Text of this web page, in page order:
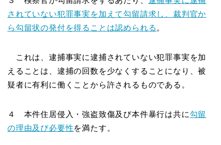
されていない犯罪事実を加えて勾留請求し、裁判官か
ら勾留状の発付を得ることは認められる 。
これは、逮捕事実に逮捕されていない犯罪事実を加
えることは、逮捕の回数を少なくすることになり、被
疑者に有利に働くことから許されるものである。
４ 本件住居侵入・強盗致傷及び本件暴行は共に勾留
の理由及び必要性を満たす。